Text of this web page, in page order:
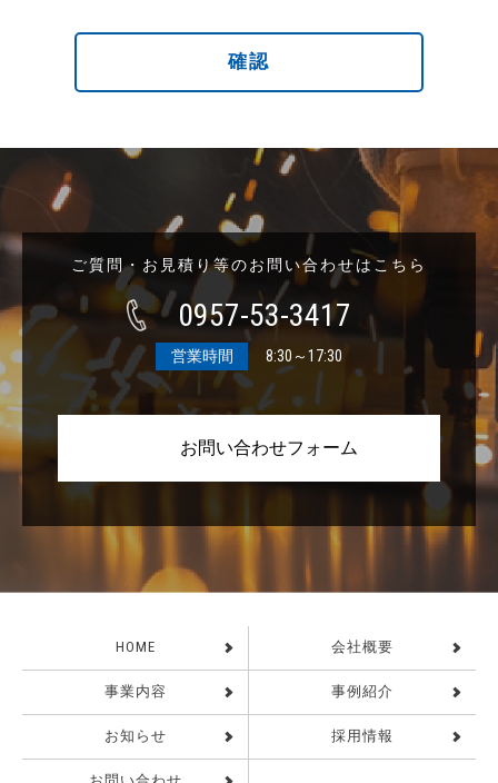
ご質問・お見積り等のお問い合わせはこちら
0957-53-3417
営業時間 8:30～17:30
お問い合わせフォーム
HOME 会社概要
事業内容 事例紹介
お知らせ 採用情報